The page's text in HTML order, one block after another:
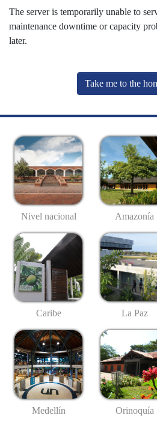
The server is temporarily unable to
maintenance downtime or capacity
later.
Take me to the
Nivel nacional Amazonía
Caribe La Paz
Medellín Orinoquía